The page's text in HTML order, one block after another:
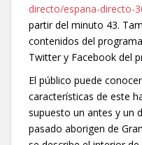
directo/espana-directo-
partir del minuto 43.
contenidos del
Twitter y Facebook del
El público puede
características de este
supuesto un antes y un
pasado aborigen de